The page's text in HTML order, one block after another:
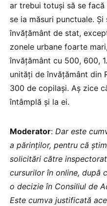
ar trebui totuși să se
se ia măsuri punctuale.
învățământ de stat,
zonele urbane foarte
învățământ cu 500, 600,
unități de învățământ din
300 de copilași. Aș zice
întâmplă și la ei.
Moderator: Dar este
a părinților, pentru că
solicitări către
cursurilor în online, după
o decizie în Consiliul de
Este cumva justificată